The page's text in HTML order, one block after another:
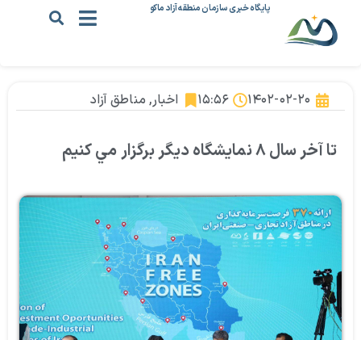
پایگاه خبری سازمان منطقه آزاد ماکو
۱۴۰۲-۰۲-۲۰ ۱۵:۵۶ اخبار, مناطق آزاد
تا آخر سال ۸ نمايشگاه ديگر برگزار مي كنيم